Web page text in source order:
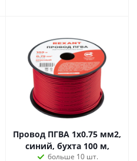
Провод ПГВА 1х0.75 мм2,
синий, бухта 100 м,
больше 10 шт.